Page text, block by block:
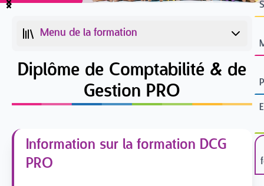
Item
Menu de la formation
Diplôme de Comptabilité & de
Gestion PRO
Information sur la formation DCG
PRO